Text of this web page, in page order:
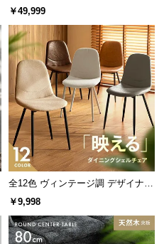
人掛けソファベッド リクライニン
￥49,999
全12色 ヴィンテージ調 デザイナー
ズシェルチェア
￥9,998